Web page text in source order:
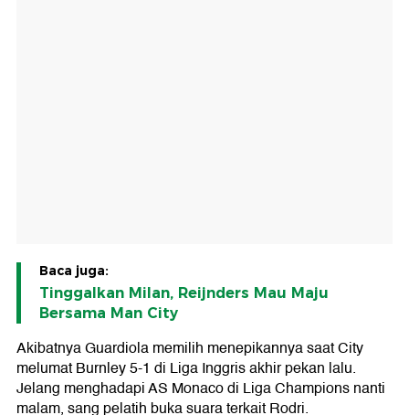
Baca juga:
Tinggalkan Milan, Reijnders Mau Maju
Bersama Man City
Akibatnya Guardiola memilih menepikannya saat City
melumat Burnley 5-1 di Liga Inggris akhir pekan lalu.
Jelang menghadapi AS Monaco di Liga Champions nanti
malam, sang pelatih buka suara terkait Rodri.